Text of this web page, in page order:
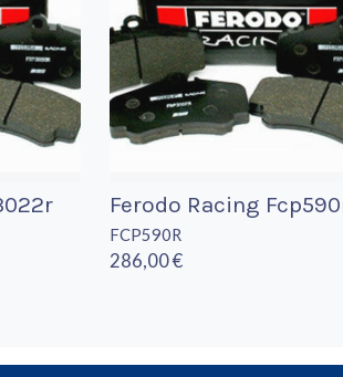
Ferodo Racing
FCP590R
286,00 €